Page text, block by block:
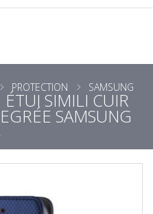
PROTECTION
SAMSUNG
ÉTUI SIMILI CUIR
SAMSUNG